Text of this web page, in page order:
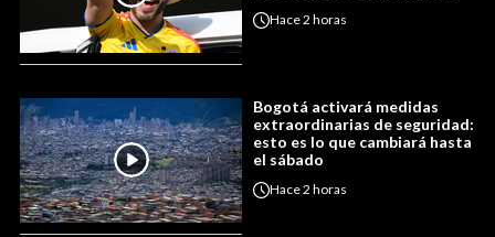
Hace2 horas
Bogotá activará medidas
extraordinarias de seguridad:
esto es lo que cambiará hasta
el sábado
Hace2 horas